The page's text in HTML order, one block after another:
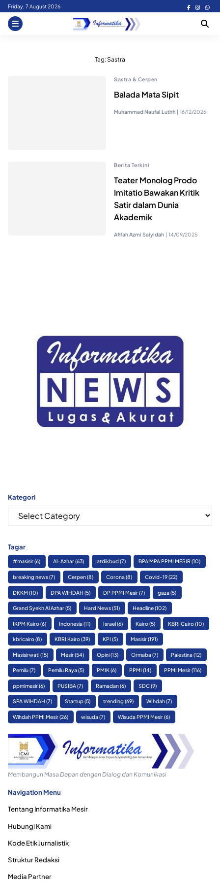
Skip
content
Friday, 7 August 2026
Tag:Sastra
Sastra & Cerpen
Balada Mata Sipit
Muhammad Naufal Luthfi | 16/12/2025
Berita Terkini
Teater Monolog Prodo
Imitatio Bawakan Kritik
Satir dalam Dunia
Akademik
Afifah Azmi Saiyidah | 14/09/2025
Kategori
Kategori
Tagar
#masisir(6) Al-Azhar(63) atdikbud(7) BPA MPA PPMI MESIR(10)
breaking news(7) Cerpen(8) Corona(8) Covid-19(22)
DKKM (10) DPA WIHDAH (5) DP PPMI Mesir(7) gaza(5)
Grand Syekh Al Azhar(5) Hard News(51) Headline(102)
IKPM Kairo(6) Indonesia(11) Israel(6) Kairo(5) KBRI Cairo(10)
kbricairo(8) KBRI Kairo(39) KPI (5) Masisir(191)
Masisirwati(15) Mesir(54) Opini(13) Ormaba(7) Palestina(12)
Pemilu(7) Pemilu Raya(5) PMIK(6) PPMI (14) PPMI Mesir(116)
ppmimesir(6) PUSIBA(7) Ramadan(6) SDC(9)
SPA WIHDAH (7) Startup(5) trending (69) WIhdah(7)
Wihdah PPMI Mesir(26) wisuda(7) Wisuda PPMI Mesir(6)
Membangun Masa Depan dengan Dialog dan Komunikasi
Navigation Menu
Tentang Informatika Mesir
Hubungi Kami
Kode Etik Jurnalistik
Struktur Redaksi
Media Partner